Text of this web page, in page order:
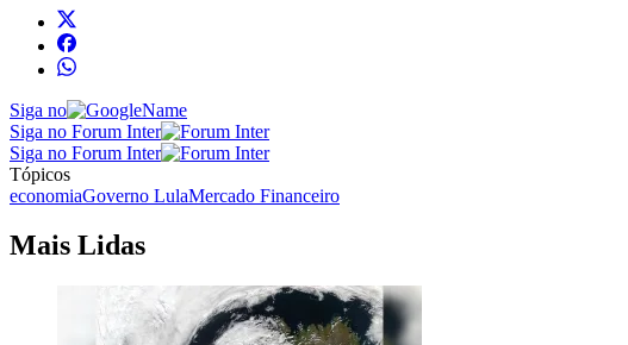
Siga no
Siga no Forum Inter
Siga no Forum Inter
Tópicos
economiaGoverno LulaMercado Financeiro
Mais Lidas